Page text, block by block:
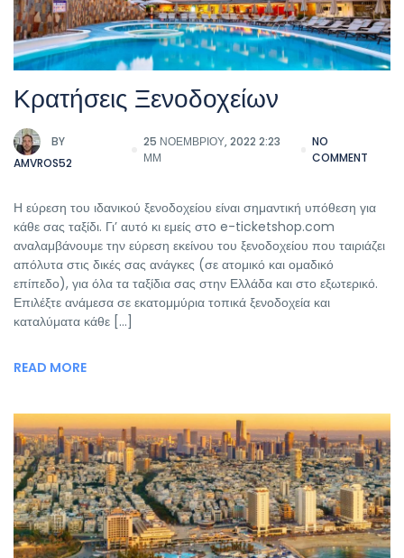
Κρατήσεις Ξενοδοχείων
BY
AMVROS52
25 ΝΟΕΜΒΡΊΟΥ, 2022 2:23
ΜΜ
NO
COMMENT
Η εύρεση του ιδανικού ξενοδοχείου είναι σημαντική υπόθεση για
κάθε σας ταξίδι. Γι’ αυτό κι εμείς στo e-ticketshop.com
αναλαμβάνουμε την εύρεση εκείνου του ξενοδοχείου που ταιριάζει
απόλυτα στις δικές σας ανάγκες (σε ατομικό και ομαδικό
επίπεδο), για όλα τα ταξίδια σας στην Ελλάδα και στο εξωτερικό.
Επιλέξτε ανάμεσα σε εκατομμύρια τοπικά ξενοδοχεία και
καταλύματα κάθε […]
READ MORE